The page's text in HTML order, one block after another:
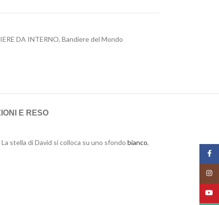
DA INTERNO, Bandiere del Mondo
E RESO
La stella di David si colloca su uno sfondo bianco,